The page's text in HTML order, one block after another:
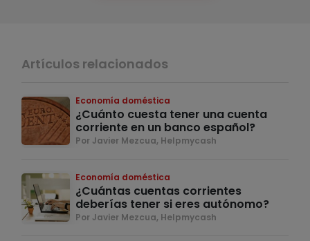
Artículos relacionados
Economía doméstica
¿Cuánto cuesta tener una cuenta
corriente en un banco español?
Por Javier Mezcua, Helpmycash
Economía doméstica
¿Cuántas cuentas corrientes
deberías tener si eres autónomo?
Por Javier Mezcua, Helpmycash